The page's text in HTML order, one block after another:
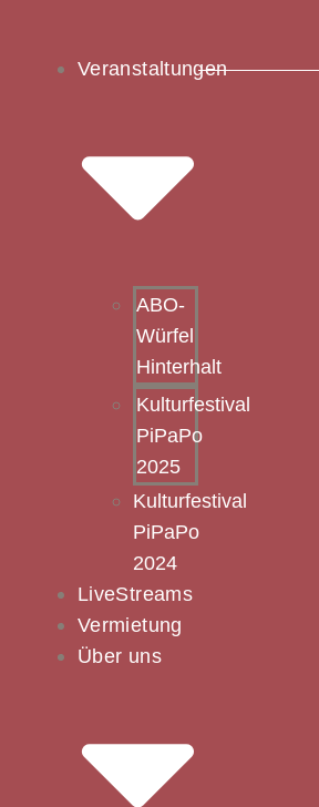
Veranstaltungen
ABO-
Würfel
Hinterhalt
Kulturfestival
PiPaPo
2025
Kulturfestival
PiPaPo
2024
LiveStreams
Vermietung
Über uns